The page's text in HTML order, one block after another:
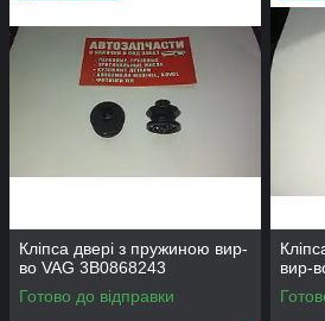
Кліпса двері з пружиною вир-
во VAG 3B0868243
Готово до відправки
вир-